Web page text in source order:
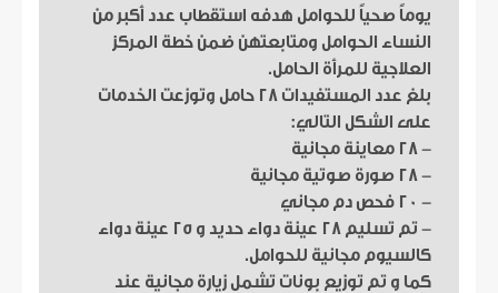
يوماً صحياً للحوامل هدفه استقطاب عدد أكبر من
النساء الحوامل ومتابعتهن ضمن خطة المركز
العلاجية للمرأة الحامل.
بلغ عدد المستفيدات ٢٨ حامل وتوزعت الخدمات
على الشكل التالي:
- ٢٨ معاينة مجانية
- ٢٨ صورة صوتية مجانية
- ٢٠ فحص دم مجاني
- تم تسليم ٢٨ عينة دواء حديد و ٢٥ عينة دواء
كالسيوم مجانية للحوامل.
كما و تم توزيع بونات تشمل زيارة مجانية عند